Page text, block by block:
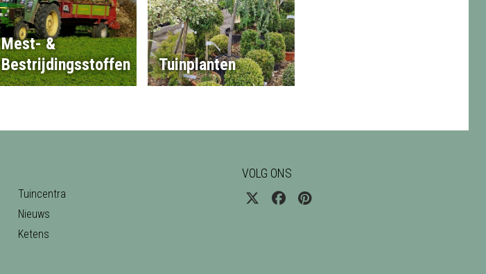
Mest- &
Bestrijdingsstoffen
Tuinplanten
Tuincentra
Nieuws
Ketens
VOLG ONS